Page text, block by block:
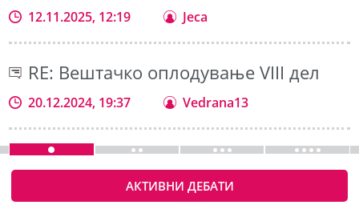
12.11.2025, 12:19 Jeca
RE: Вештачко оплодување VIII дел
20.12.2024, 19:37 Vedrana13
АКТИВНИ ДЕБАТИ